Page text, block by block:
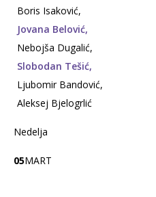
Boris Isaković,
Jovana Belović,
Nebojša Dugalić,
Slobodan Tešić,
Ljubomir Bandović,
Aleksej Bjelogrlić
Nedelja
05MART